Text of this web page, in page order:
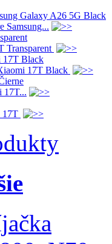
Galaxy A26 5G Black
Samsung...
Transparent
Black
17T Black
17T...
17T